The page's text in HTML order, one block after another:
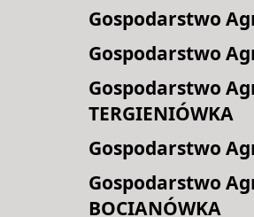
Gospodarstwo
Gospodarstwo
Gospodarstwo
TERGIENIÓWKA
Gospodarstwo
Gospodarstwo
BOCIANÓWKA